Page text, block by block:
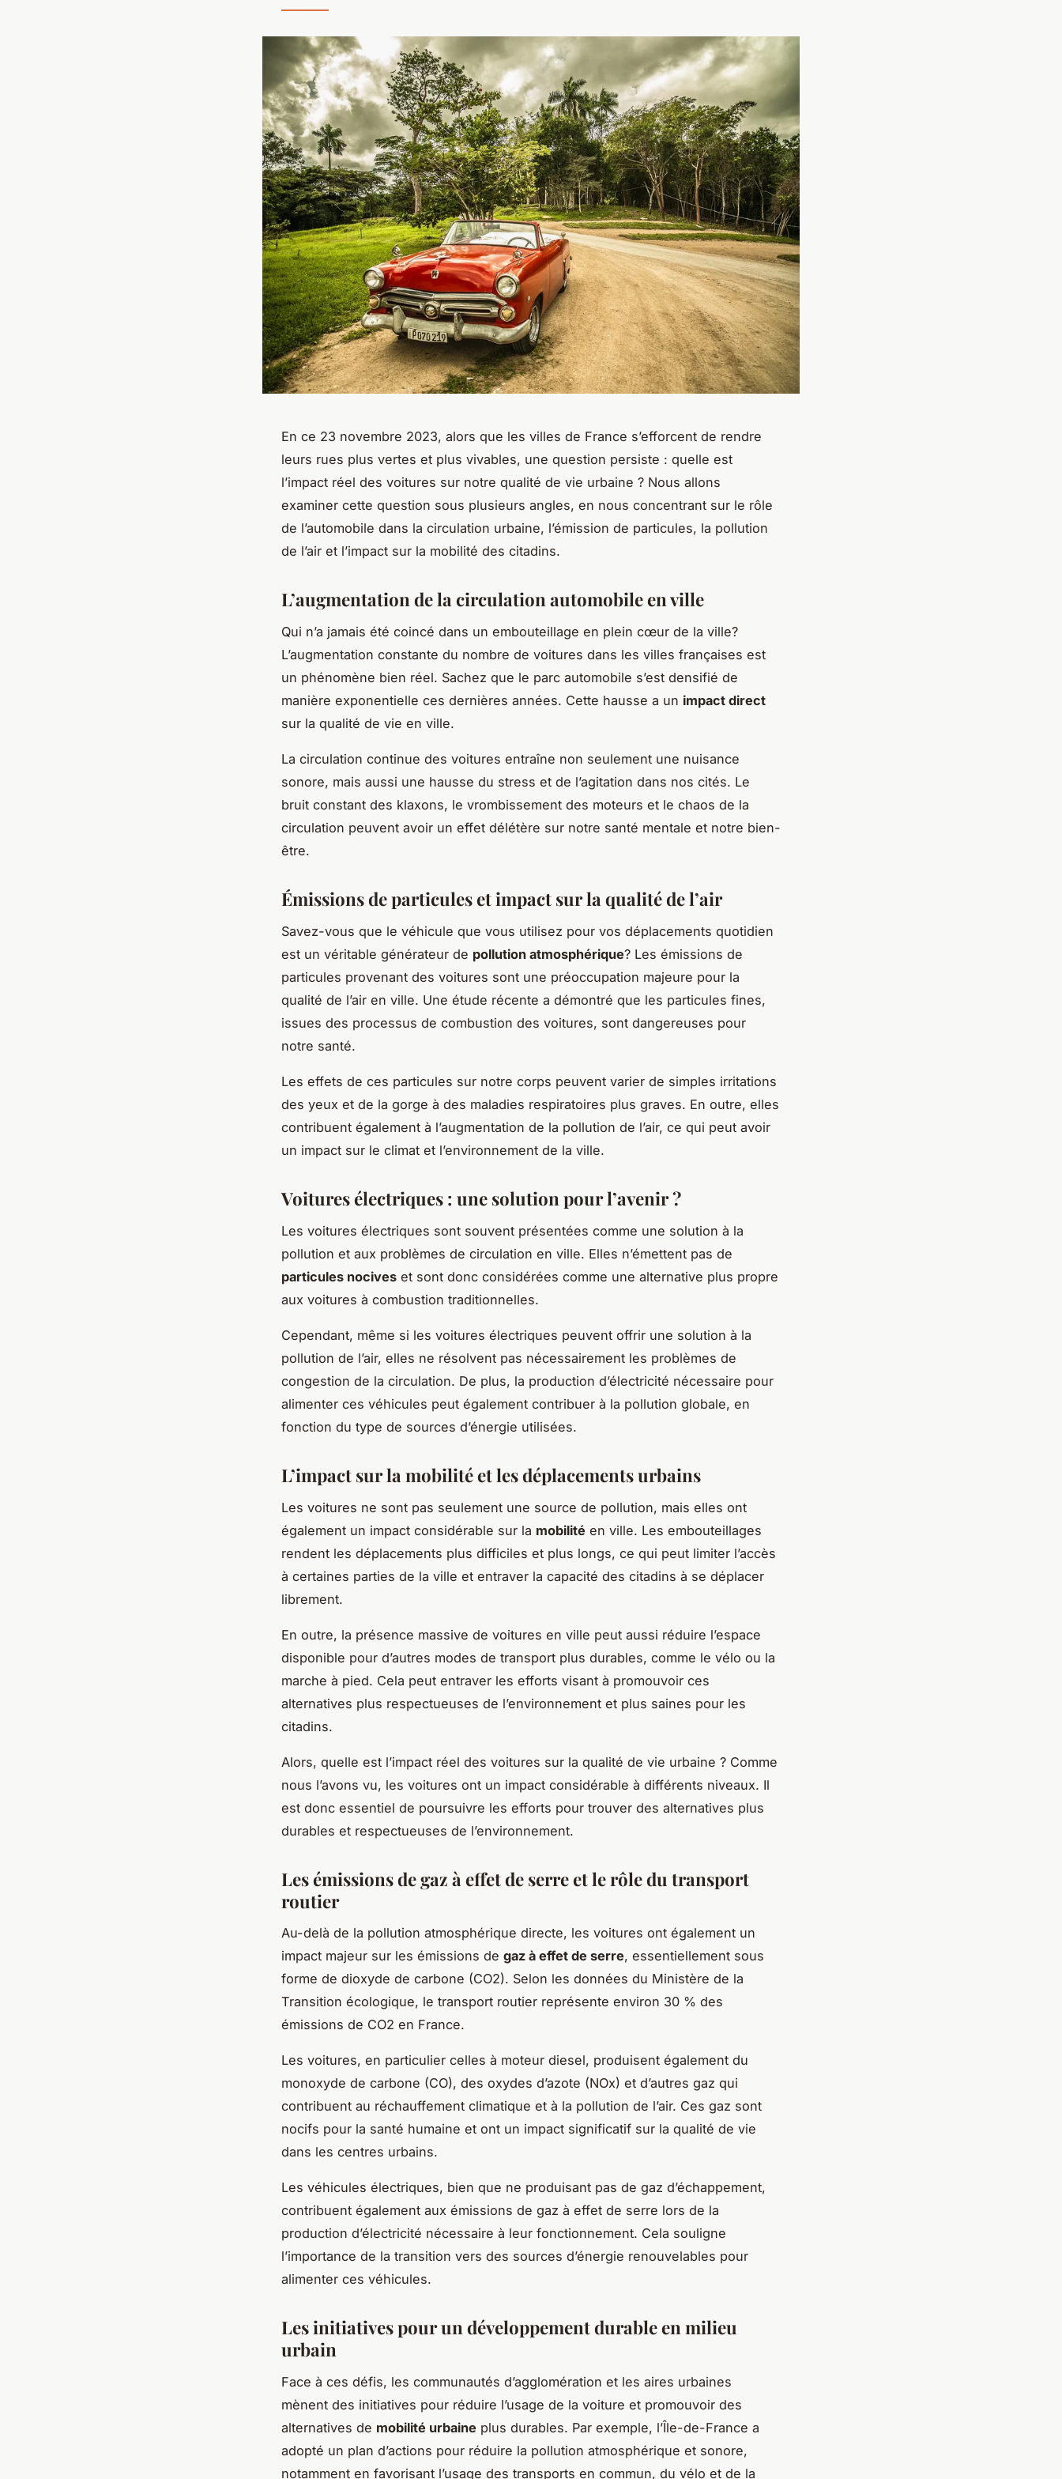
En ce 23 novembre 2023, alors que les villes de France s’efforcent de rendre
leurs rues plus vertes et plus vivables, une question persiste : quelle est
l’impact réel des voitures sur notre qualité de vie urbaine ? Nous allons
examiner cette question sous plusieurs angles, en nous concentrant sur le rôle
de l’automobile dans la circulation urbaine, l’émission de particules, la pollution
de l’air et l’impact sur la mobilité des citadins.
L’augmentation de la circulation automobile en ville
Qui n’a jamais été coincé dans un embouteillage en plein cœur de la ville?
L’augmentation constante du nombre de voitures dans les villes françaises est
un phénomène bien réel. Sachez que le parc automobile s’est densifié de
manière exponentielle ces dernières années. Cette hausse a un impact direct
sur la qualité de vie en ville.
La circulation continue des voitures entraîne non seulement une nuisance
sonore, mais aussi une hausse du stress et de l’agitation dans nos cités. Le
bruit constant des klaxons, le vrombissement des moteurs et le chaos de la
circulation peuvent avoir un effet délétère sur notre santé mentale et notre bien-
être.
Émissions de particules et impact sur la qualité de l’air
Savez-vous que le véhicule que vous utilisez pour vos déplacements quotidien
est un véritable générateur de pollution atmosphérique? Les émissions de
particules provenant des voitures sont une préoccupation majeure pour la
qualité de l’air en ville. Une étude récente a démontré que les particules fines,
issues des processus de combustion des voitures, sont dangereuses pour
notre santé.
Les effets de ces particules sur notre corps peuvent varier de simples irritations
des yeux et de la gorge à des maladies respiratoires plus graves. En outre, elles
contribuent également à l’augmentation de la pollution de l’air, ce qui peut avoir
un impact sur le climat et l’environnement de la ville.
Voitures électriques : une solution pour l’avenir ?
Les voitures électriques sont souvent présentées comme une solution à la
pollution et aux problèmes de circulation en ville. Elles n’émettent pas de
particules nocives et sont donc considérées comme une alternative plus propre
aux voitures à combustion traditionnelles.
Cependant, même si les voitures électriques peuvent offrir une solution à la
pollution de l’air, elles ne résolvent pas nécessairement les problèmes de
congestion de la circulation. De plus, la production d’électricité nécessaire pour
alimenter ces véhicules peut également contribuer à la pollution globale, en
fonction du type de sources d’énergie utilisées.
L’impact sur la mobilité et les déplacements urbains
Les voitures ne sont pas seulement une source de pollution, mais elles ont
également un impact considérable sur la mobilité en ville. Les embouteillages
rendent les déplacements plus difficiles et plus longs, ce qui peut limiter l’accès
à certaines parties de la ville et entraver la capacité des citadins à se déplacer
librement.
En outre, la présence massive de voitures en ville peut aussi réduire l’espace
disponible pour d’autres modes de transport plus durables, comme le vélo ou la
marche à pied. Cela peut entraver les efforts visant à promouvoir ces
alternatives plus respectueuses de l’environnement et plus saines pour les
citadins.
Alors, quelle est l’impact réel des voitures sur la qualité de vie urbaine ? Comme
nous l’avons vu, les voitures ont un impact considérable à différents niveaux. Il
est donc essentiel de poursuivre les efforts pour trouver des alternatives plus
durables et respectueuses de l’environnement.
Les émissions de gaz à effet de serre et le rôle du transport
routier
Au-delà de la pollution atmosphérique directe, les voitures ont également un
impact majeur sur les émissions de gaz à effet de serre, essentiellement sous
forme de dioxyde de carbone (CO2). Selon les données du Ministère de la
Transition écologique, le transport routier représente environ 30 % des
émissions de CO2 en France.
Les voitures, en particulier celles à moteur diesel, produisent également du
monoxyde de carbone (CO), des oxydes d’azote (NOx) et d’autres gaz qui
contribuent au réchauffement climatique et à la pollution de l’air. Ces gaz sont
nocifs pour la santé humaine et ont un impact significatif sur la qualité de vie
dans les centres urbains.
Les véhicules électriques, bien que ne produisant pas de gaz d’échappement,
contribuent également aux émissions de gaz à effet de serre lors de la
production d’électricité nécessaire à leur fonctionnement. Cela souligne
l’importance de la transition vers des sources d’énergie renouvelables pour
alimenter ces véhicules.
Les initiatives pour un développement durable en milieu
urbain
Face à ces défis, les communautés d’agglomération et les aires urbaines
mènent des initiatives pour réduire l’usage de la voiture et promouvoir des
alternatives de mobilité urbaine plus durables. Par exemple, l’Île-de-France a
adopté un plan d’actions pour réduire la pollution atmosphérique et sonore,
notamment en favorisant l’usage des transports en commun, du vélo et de la